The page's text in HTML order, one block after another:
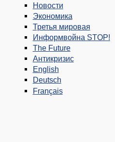
Новости
Экономика
Третья мировая
Информвойна STOP!
The Future
Антикризис
English
Deutsch
Français